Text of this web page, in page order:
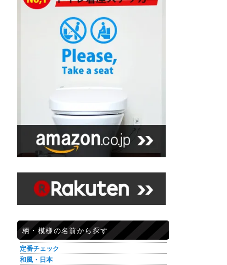
柄・模様の名前から探す
定番チェック
和風・日本